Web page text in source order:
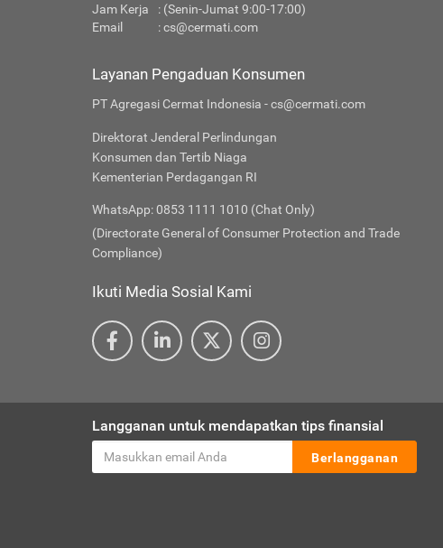
Jam Kerja
: (Senin-Jumat 9:00-17:00)
Email
:cs@cermati.com
Layanan Pengaduan Konsumen
PT Agregasi Cermat Indonesia - cs@cermati.com
Direktorat Jenderal Perlindungan
Konsumen dan Tertib Niaga
Kementerian Perdagangan RI
WhatsApp: 0853 1111 1010 (Chat Only)
(Directorate General of Consumer Protection and Trade
Compliance)
Ikuti Media Sosial Kami
Langganan untuk mendapatkan tips finansial
Berlangganan